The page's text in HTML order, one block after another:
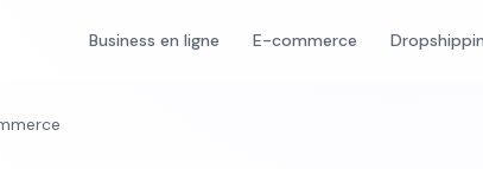
Business en ligne E-commerce